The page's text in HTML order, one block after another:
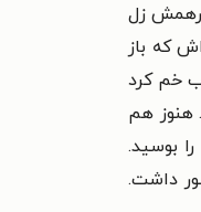
زل
که باز
خم کرد
هنوز هم
بوسید.
داشت.